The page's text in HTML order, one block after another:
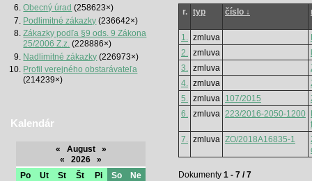
Obecný úrad (258623×)
Podlimitné zákazky (236642×)
Zákazky podľa §9 ods. 9 Zákona
25/2006 Z.z. (228886×)
Nadlimitné zákazky (226973×)
Profil verejného obstarávateľa
(214239×)
Kalendár
« August
»
«
2026
»
Po
Ut St Št Pi So
Ne
r. typ číslo ↓
1. zmluva
2.
zmluva
3.
zmluva
4.
zmluva
5.
zmluva 107/2015
6.
zmluva 223/2016-2050-1200
7.
zmluva ZO/2018A16835-1
Dokumenty 1 - 7 / 7